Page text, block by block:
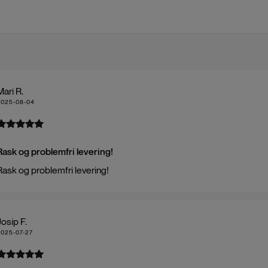
R.
08-04
og problemfri levering!
og problemfri levering!
F.
07-27